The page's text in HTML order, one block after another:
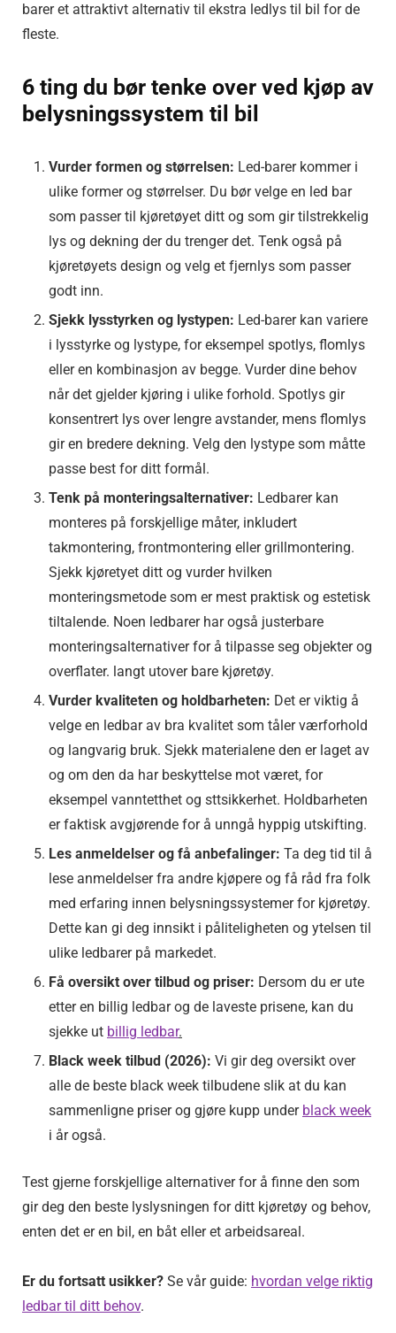
barer et attraktivt alternativ til ekstra ledlys til bil for de
fleste.
6 ting du bør tenke over ved kjøp av
belysningssystem til bil
Vurder formen og st￸ørrelsen: Led-barer kommer i
ulike former og stø￸rrelser. Du bø￸r velge en led bar
som passer til kjø￸retø￸yet ditt og som gir tilstrekkelig
lys og dekning der du trenger det. Tenk også på
kj￸øret￸øyets design og velg et fjernlys som passer
godt inn.
Sjekk lysstyrken og lystypen: Led-barer kan variere
i lysstyrke og lystype, for eksempel spotlys, flomlys
eller en kombinasjon av begge. Vurder dine behov
når det gjelder kj￸øring i ulike forhold. Spotlys gir
konsentrert lys over lengre avstander, mens flomlys
gir en bredere dekning. Velg den lystype som måtte
passe best for ditt formål.
Tenk på monteringsalternativer: Ledbarer kan
monteres på forskjellige måter, inkludert
takmontering, frontmontering eller grillmontering.
Sjekk kj￸øret￸yet ditt og vurder hvilken
monteringsmetode som er mest praktisk og estetisk
tiltalende. Noen ledbarer har også justerbare
monteringsalternativer for å tilpasse seg objekter og
overflater. langt utover bare kjøretøy.
Vurder kvaliteten og holdbarheten: Det er viktig å
velge en ledbar av bra kvalitet som tåler værforhold
og langvarig bruk. Sjekk materialene den er laget av
og om den da har beskyttelse mot været, for
eksempel vanntetthet og st￸tsikkerhet. Holdbarheten
er faktisk avgj￸ørende for å unngå hyppig utskifting.
Les anmeldelser og få anbefalinger: Ta deg tid til å
lese anmeldelser fra andre kj￸øpere og få råd fra folk
med erfaring innen belysningssystemer for kj￸øretø￸y.
Dette kan gi deg innsikt i påliteligheten og ytelsen til
ulike ledbarer på markedet.
Få oversikt over tilbud og priser: Dersom du er ute
etter en billig ledbar og de laveste prisene, kan du
sjekke ut billig ledbar.
Black week tilbud (2026): Vi gir deg oversikt over
alle de beste black week tilbudene slik at du kan
sammenligne priser og gjøre kupp under black week
i år også.
Test gjerne forskjellige alternativer for å finne den som
gir deg den beste lysl￸ysningen for ditt kj￸øret￸øy og behov,
enten det er en bil, en båt eller et arbeidsareal.
Er du fortsatt usikker? Se vår guide: hvordan velge riktig
ledbar til ditt behov.